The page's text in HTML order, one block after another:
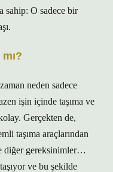
sahip: O sadece bir
neden sadece
işin içinde taşıma ve
Gerçekten de,
taşıma araçlarından
diğer gereksinimler…
ve bu şekilde